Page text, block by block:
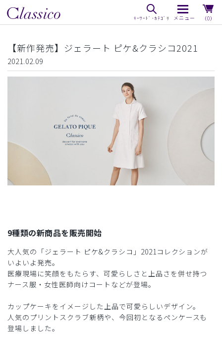
（0）
【新作発売】ジェラート ピケ&クラシコ2021
2021.02.09
9種類の新商品を販売開始
大人気の「ジェラート ピケ&クラシコ」2021コレクションが
いよいよ発売。
医療現場に笑顔をもたらす、可愛らしさと上品さを併せ持つ
ナース服・女性医師向けコートなどが登場。
カップケーキをイメージした上品で可愛らしいデザイン。
人気のプリントスクラブ新柄や、今回初となるペンケースも
登場しました。